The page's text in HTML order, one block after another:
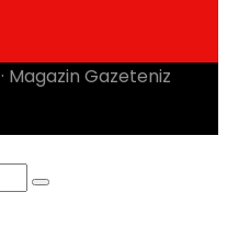
· Magazin Gazeteniz